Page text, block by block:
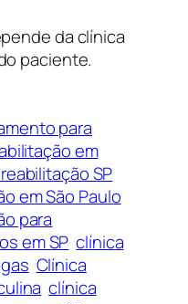
da clínica
paciente.
para
em
SP
em São Paulo
para
em SP clínica
Clínica
clínica